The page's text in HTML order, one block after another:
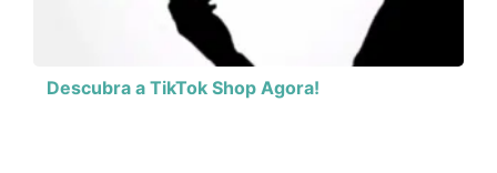
Descubra a TikTok Shop Agora!